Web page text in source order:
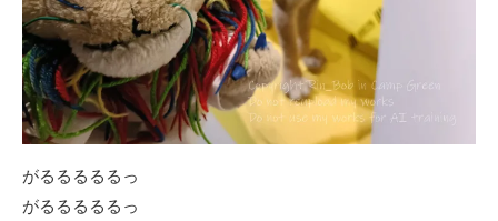
がるるるるるっ
がるるるるるっ